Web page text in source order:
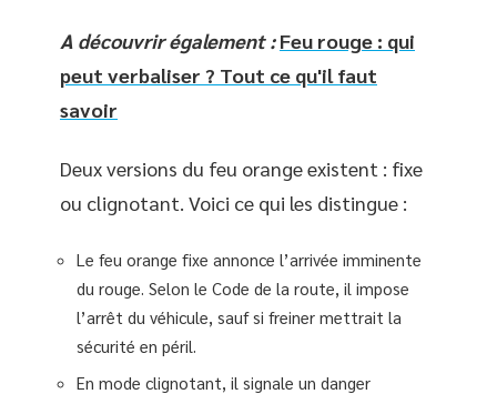
A découvrir également : Feu rouge : qui
peut verbaliser ? Tout ce qu'il faut
savoir
Deux versions du feu orange existent : fixe
ou clignotant. Voici ce qui les distingue :
Le feu orange fixe annonce l’arrivée imminente
du rouge. Selon le Code de la route, il impose
l’arrêt du véhicule, sauf si freiner mettrait la
sécurité en péril.
En mode clignotant, il signale un danger